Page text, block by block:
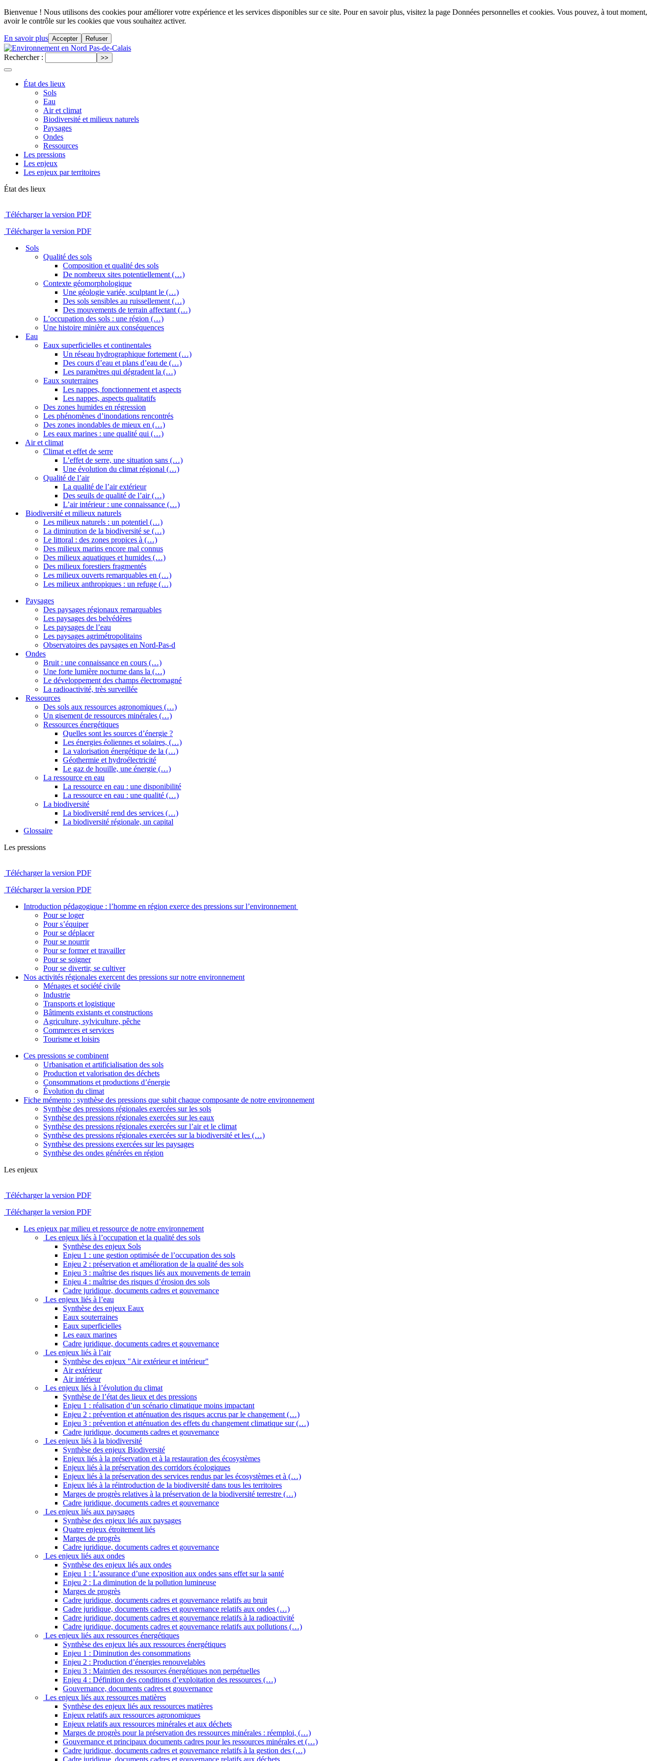
Bienvenue ! Nous utilisons des cookies pour améliorer votre expérience et les services disponibles sur ce site. Pour en savoir plus, visitez la page Données personnelles et cookies. Vous pouvez, à tout moment,
avoir le contrôle sur les cookies que vous souhaitez activer.
En savoir plus Accepter Refuser
Rechercher :
État des lieux
Sols
Eau
Air et climat
Biodiversité et milieux naturels
Paysages
Ondes
Ressources
Les pressions
Les enjeux
Les enjeux par territoires
État des lieux
Télécharger la version PDF
Télécharger la version PDF
Sols
Qualité des sols
Composition et qualité des sols
De nombreux sites potentiellement (…)
Contexte géomorphologique
Une géologie variée, sculptant le (…)
Des sols sensibles au ruissellement (…)
Des mouvements de terrain affectant (…)
L’occupation des sols : une région (…)
Une histoire minière aux conséquences
Eau
Eaux superficielles et continentales
Un réseau hydrographique fortement (…)
Des cours d’eau et plans d’eau de (…)
Les paramètres qui dégradent la (…)
Eaux souterraines
Les nappes, fonctionnement et aspects
Les nappes, aspects qualitatifs
Des zones humides en régression
Les phénomènes d’inondations rencontrés
Des zones inondables de mieux en (…)
Les eaux marines : une qualité qui (…)
Air et climat
Climat et effet de serre
L’effet de serre, une situation sans (…)
Une évolution du climat régional (…)
Qualité de l’air
La qualité de l’air extérieur
Des seuils de qualité de l’air (…)
L’air intérieur : une connaissance (…)
Biodiversité et milieux naturels
Les milieux naturels : un potentiel (…)
La diminution de la biodiversité se (…)
Le littoral : des zones propices à (…)
Des milieux marins encore mal connus
Des milieux aquatiques et humides (…)
Des milieux forestiers fragmentés
Les milieux ouverts remarquables en (…)
Les milieux anthropiques : un refuge (…)
Paysages
Des paysages régionaux remarquables
Les paysages des belvédères
Les paysages de l’eau
Les paysages agrimétropolitains
Observatoires des paysages en Nord-Pas-d
Ondes
Bruit : une connaissance en cours (…)
Une forte lumière nocturne dans la (…)
Le développement des champs électromagné
La radioactivité, très surveillée
Ressources
Des sols aux ressources agronomiques (…)
Un gisement de ressources minérales (…)
Ressources énergétiques
Quelles sont les sources d’énergie ?
Les énergies éoliennes et solaires, (…)
La valorisation énergétique de la (…)
Géothermie et hydroélectricité
Le gaz de houille, une énergie (…)
La ressource en eau
La ressource en eau : une disponibilité
La ressource en eau : une qualité (…)
La biodiversité
La biodiversité rend des services (…)
La biodiversité régionale, un capital
Glossaire
Les pressions
Télécharger la version PDF
Télécharger la version PDF
Introduction pédagogique : l’homme en région exerce des pressions sur l’environnement
Pour se loger
Pour s’équiper
Pour se déplacer
Pour se nourrir
Pour se former et travailler
Pour se soigner
Pour se divertir, se cultiver
Nos activités régionales exercent des pressions sur notre environnement
Ménages et société civile
Industrie
Transports et logistique
Bâtiments existants et constructions
Agriculture, sylviculture, pêche
Commerces et services
Tourisme et loisirs
Ces pressions se combinent
Urbanisation et artificialisation des sols
Production et valorisation des déchets
Consommations et productions d’énergie
Évolution du climat
Fiche mémento : synthèse des pressions que subit chaque composante de notre environnement
Synthèse des pressions régionales exercées sur les sols
Synthèse des pressions régionales exercées sur les eaux
Synthèse des pressions régionales exercées sur l’air et le climat
Synthèse des pressions régionales exercées sur la biodiversité et les (…)
Synthèse des pressions exercées sur les paysages
Synthèse des ondes générées en région
Les enjeux
Télécharger la version PDF
Télécharger la version PDF
Les enjeux par milieu et ressource de notre environnement
Les enjeux liés à l’occupation et la qualité des sols
Synthèse des enjeux Sols
Enjeu 1 : une gestion optimisée de l’occupation des sols
Enjeu 2 : préservation et amélioration de la qualité des sols
Enjeu 3 : maîtrise des risques liés aux mouvements de terrain
Enjeu 4 : maîtrise des risques d’érosion des sols
Cadre juridique, documents cadres et gouvernance
Les enjeux liés à l’eau
Synthèse des enjeux Eaux
Eaux souterraines
Eaux superficielles
Les eaux marines
Cadre juridique, documents cadres et gouvernance
Les enjeux liés à l’air
Synthèse des enjeux "Air extérieur et intérieur"
Air extérieur
Air intérieur
Les enjeux liés à l’évolution du climat
Synthèse de l’état des lieux et des pressions
Enjeu 1 : réalisation d’un scénario climatique moins impactant
Enjeu 2 : prévention et atténuation des risques accrus par le changement (…)
Enjeu 3 : prévention et atténuation des effets du changement climatique sur (…)
Cadre juridique, documents cadres et gouvernance
Les enjeux liés à la biodiversité
Synthèse des enjeux Biodiversité
Enjeux liés à la préservation et à la restauration des écosystèmes
Enjeux liés à la préservation des corridors écologiques
Enjeux liés à la préservation des services rendus par les écosystèmes et à (…)
Enjeux liés à la réintroduction de la biodiversité dans tous les territoires
Marges de progrès relatives à la préservation de la biodiversité terrestre (…)
Cadre juridique, documents cadres et gouvernance
Les enjeux liés aux paysages
Synthèse des enjeux liés aux paysages
Quatre enjeux étroitement liés
Marges de progrès
Cadre juridique, documents cadres et gouvernance
Les enjeux liés aux ondes
Synthèse des enjeux liés aux ondes
Enjeu 1 : L’assurance d’une exposition aux ondes sans effet sur la santé
Enjeu 2 : La diminution de la pollution lumineuse
Marges de progrès
Cadre juridique, documents cadres et gouvernance relatifs au bruit
Cadre juridique, documents cadres et gouvernance relatifs aux ondes (…)
Cadre juridique, documents cadres et gouvernance relatifs à la radioactivité
Cadre juridique, documents cadres et gouvernance relatifs aux pollutions (…)
Les enjeux liés aux ressources énergétiques
Synthèse des enjeux liés aux ressources énergétiques
Enjeu 1 : Diminution des consommations
Enjeu 2 : Production d’énergies renouvelables
Enjeu 3 : Maintien des ressources énergétiques non perpétuelles
Enjeu 4 : Définition des conditions d’exploitation des ressources (…)
Gouvernance, documents cadres et gouvernance
Les enjeux liés aux ressources matières
Synthèse des enjeux liés aux ressources matières
Enjeux relatifs aux ressources agronomiques
Enjeux relatifs aux ressources minérales et aux déchets
Marges de progrès pour la préservation des ressources minérales : réemploi, (…)
Gouvernance et principaux documents cadres pour les ressources minérales et (…)
Cadre juridique, documents cadres et gouvernance relatifs à la gestion des (…)
Cadre juridique, documents cadres et gouvernance relatifs aux déchets